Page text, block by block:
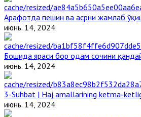
Арафотда пешин ва асрни жамлаб
июнь. 14, 2024
Бошида яраси бор одам сочини
июнь. 14, 2024
3-Suhbat | Haj amallarining ketma-
июнь. 14, 2024